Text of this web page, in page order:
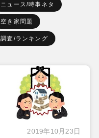
ニュース/時事ネタ
空き家問題
調査/ランキング
2019年10月23日